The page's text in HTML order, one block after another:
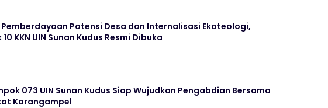
Pemberdayaan Potensi Desa dan Internalisasi Ekoteologi,
KKN UIN Sunan Kudus Resmi Dibuka
073 UIN Sunan Kudus Siap Wujudkan Pengabdian Bersama
Karangampel